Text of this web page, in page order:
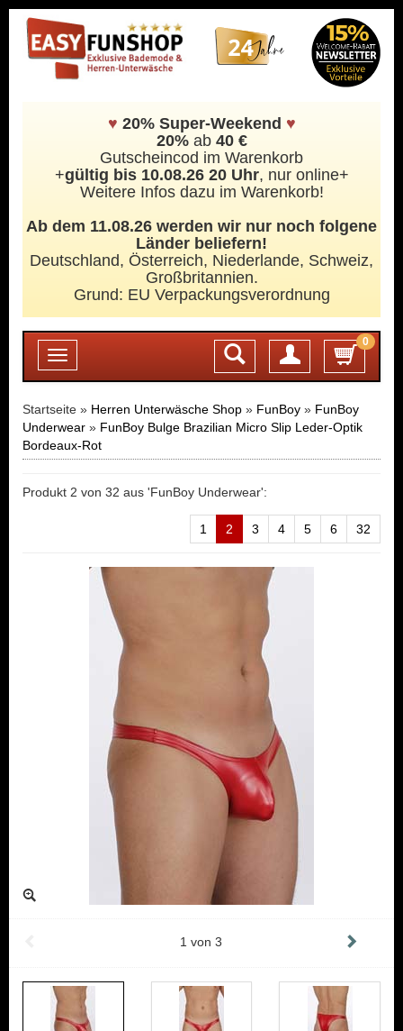
♥ 20% Super-Weekend ♥
20%ab 40 €
Gutscheincod im Warenkorb
+gültig bis 10.08.26 20 Uhr, nur online+
Weitere Infos dazu im Warenkorb!
Ab dem 11.08.26 werden wir nur noch folgene
Länder beliefern!
Deutschland, Österreich, Niederlande, Schweiz,
Großbritannien.
Grund: EU Verpackungsverordnung
Toggle
navigation
0
Login
Startseite » Herren Unterwäsche Shop » FunBoy » FunBoy
Underwear » FunBoy Bulge Brazilian Micro Slip Leder-Optik
Bordeaux-Rot
Produkt 2 von 32 aus 'FunBoy Underwear':
1 2 3 4 5 6 32
1 von3